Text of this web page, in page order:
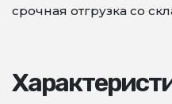
срочная отгрузка со